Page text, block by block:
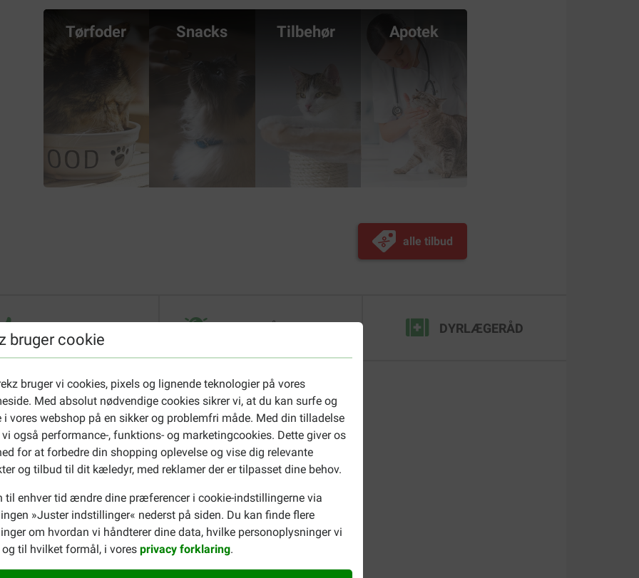
bruger cookie
bruger vi cookies, pixels og lignende teknologier på vores
Med absolut nødvendige cookies sikrer vi, at du kan surfe og
i vores webshop på en sikker og problemfri måde. Med din tilladelse
vi også performance-, funktions- og marketingcookies. Dette giver os
for at forbedre din shopping oplevelse og vise dig relevante
og tilbud til dit kæledyr, med reklamer der er tilpasset dine behov.
til enhver tid ændre dine præferencer i cookie-indstillingerne via
»Juster indstillinger« nederst på siden. Du kan finde flere
om hvordan vi håndterer dine data, hvilke personoplysninger vi
og til hvilket formål, i vores privacy forklaring.
Tørfoder Snacks Tilbehør Apotek
alle tilbud
DYRLÆGERÅD
som mission at gøre kæledyr overkommelige for
til at behandle og passe din hund eller kat.
online
for dyreelskere. Siden vi gik online i Holland,
lande Brekz’ hjemmeside. Hundredetusinde
Hver dag nyder de godt af et stort udvalg af
til lave priser. Fordi vi kun arbejder online og ikke